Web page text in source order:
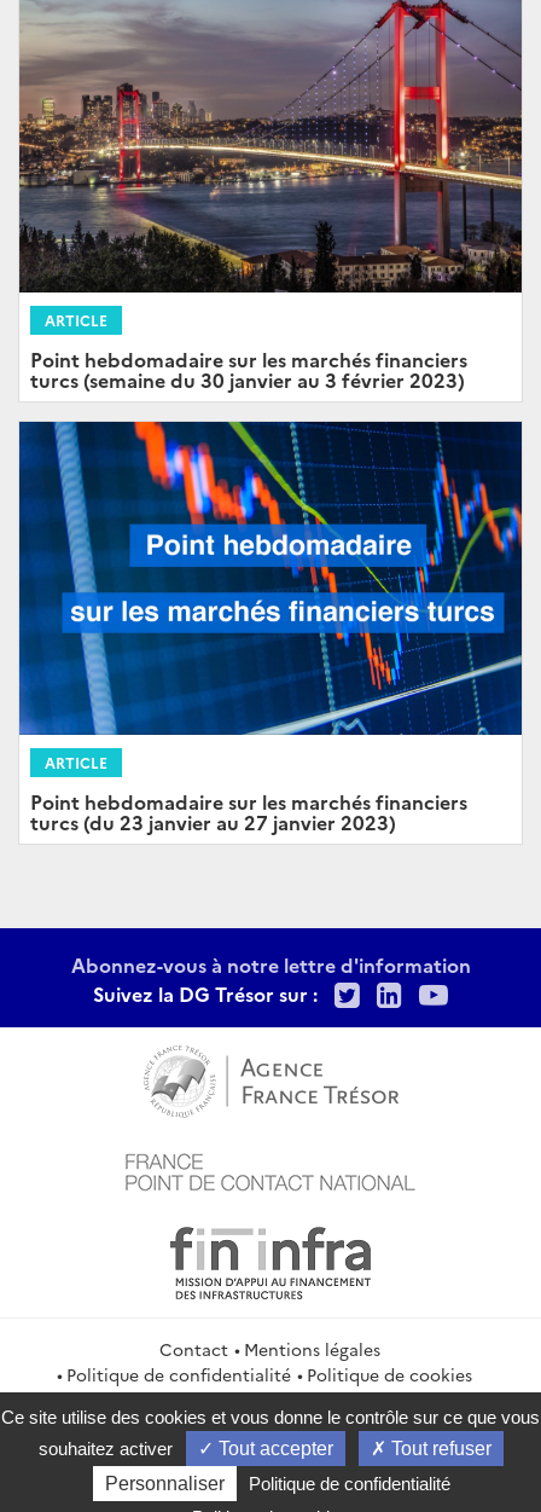
ARTICLE
Point hebdomadaire sur les marchés financiers
turcs (semaine du 30 janvier au 3 février 2023)
ARTICLE
Point hebdomadaire sur les marchés financiers
turcs (du 23 janvier au 27 janvier 2023)
Abonnez-vous à notre lettre d'information
Suivez la DG Trésor sur :
TwitterLinkedIn
Contact
Mentions légales
Politique de confidentialité
Politique de cookies
Gestion des cookies
Flux RSS
service-public.gouv.fr
legifrance.gouv.fr
info.gouv.fr
data.gouv.fr
Ce site utilise des cookies et vous donne le contrôle sur ce que vous
souhaitez activer
Tout accepter
Tout refuser
Personnaliser
Politique de confidentialité